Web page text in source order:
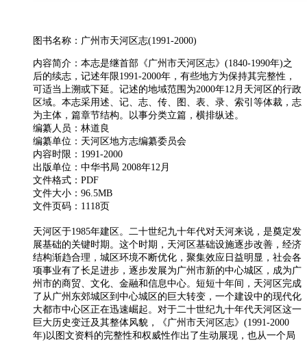
图书名称：广州市天河区志(1991-2000)
内容简介：本志是继首部《广州市天河区志》(1840-1990年)之
后的续志，记述年限1991-2000年，有些地方为保持其完整性，
可适当上溯或下延。记述的地域范围为2000年12月天河区的行政
区域。本志采用述、记、志、传、图、表、录、索引等体裁，志
为主体，篇章节结构。以事分类立篇，横排纵述。
编纂人员：林道良
编纂单位：天河区地方志编纂委员会
内容时限：1991-2000
出版单位：中华书局 2008年12月
文件格式：PDF
文件大小：96.5MB
文件页码：1118页
天河区于1985年建区。二十世纪九十年代对天河来说，是奠定发
展基础的关键时期。这个时期，天河区基础设施逐步改善，经济
结构渐趋合理，城区环境不断优化，聚集效应日益明显，社会各
项事业有了长足进步，逐步发展为广州市新的中心城区，成为广
州市的商贸、文化、金融和信息中心。短短十年间，天河区完成
了从广州东郊城区到中心城区的巨大转变，一个建设中的现代化
大都市中心区正在迅速崛起。对于二十世纪九十年代天河区这一
巨大历史变迁及其整体风貌，《广州市天河区志》(1991-2000
年)以图文资料的完整性和权威性作出了生动展现，也从一个局